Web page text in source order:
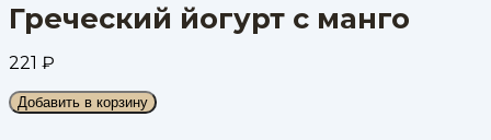
Греческий йогурт с манго
221 ₽
Добавить в корзину